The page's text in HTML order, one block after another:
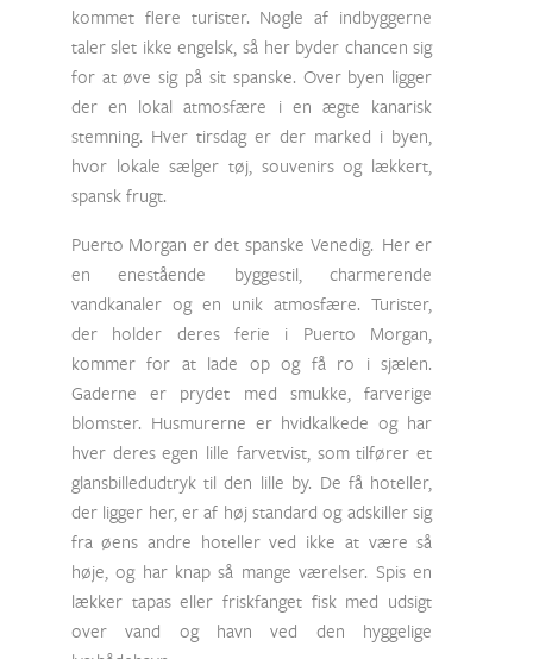
kommet flere turister. Nogle af indbyggerne
taler slet ikke engelsk, så her byder chancen sig
for at øve sig på sit spanske. Over byen ligger
der en lokal atmosfære i en ægte kanarisk
stemning. Hver tirsdag er der marked i byen,
hvor lokale sælger tøj, souvenirs og lækkert,
spansk frugt.
Puerto Morgan er det spanske Venedig. Her er
en enestående byggestil, charmerende
vandkanaler og en unik atmosfære. Turister,
der holder deres ferie i Puerto Morgan,
kommer for at lade op og få ro i sjælen.
Gaderne er prydet med smukke, farverige
blomster. Husmurerne er hvidkalkede og har
hver deres egen lille farvetvist, som tilfører et
glansbilledudtryk til den lille by. De få hoteller,
der ligger her, er af høj standard og adskiller sig
fra øens andre hoteller ved ikke at være så
høje, og har knap så mange værelser. Spis en
lækker tapas eller friskfanget fisk med udsigt
over vand og havn ved den hyggelige